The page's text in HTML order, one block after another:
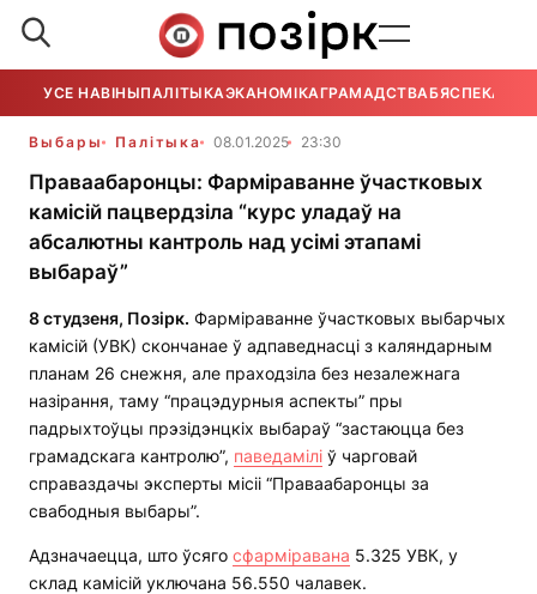
УСЕ НАВІНЫПАЛІТЫКАЭКАНОМІКАГРАМАДСТВАБЯСПЕКА
Выбары Палітыка 08.01.2025 23:30
Праваабаронцы: Фарміраванне ўчастковых
камісій пацвердзіла “курс уладаў на
абсалютны кантроль над усімі этапамі
выбараў”
8 студзеня, Позірк. Фарміраванне ўчастковых выбарчых
камісій (УВК) скончанае ў адпаведнасці з каляндарным
планам 26 снежня, але праходзіла без незалежнага
назірання, таму “працэдурныя аспекты” пры
падрыхтоўцы прэзідэнцкіх выбараў “застаюцца без
грамадскага кантролю”, паведамілі ў чарговай
справаздачы эксперты місіі “Праваабаронцы за
свабодныя выбары”.
Адзначаецца, што ўсяго сфарміравана 5.325 УВК, у
склад камісій уключана 56.550 чалавек.